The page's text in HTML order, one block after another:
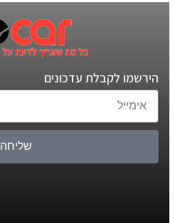
הירשמו לקבלת עדכונים
שליחה